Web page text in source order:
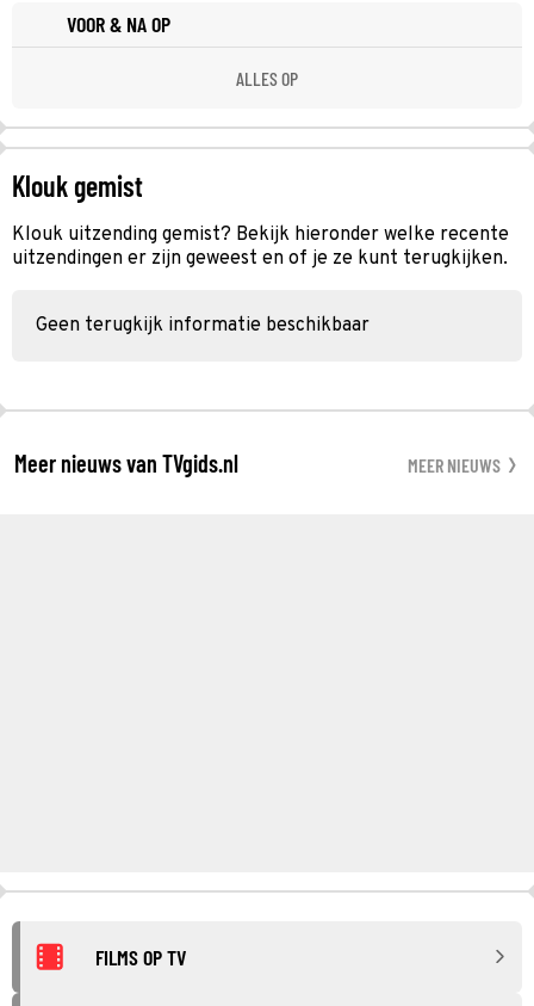
VOOR & NA OP
ALLES OP
Klouk gemist
Klouk uitzending gemist? Bekijk hieronder welke recente
uitzendingen er zijn geweest en of je ze kunt terugkijken.
Geen terugkijk informatie beschikbaar
Meer nieuws van TVgids.nl MEER NIEUWS
FILMS OP TV